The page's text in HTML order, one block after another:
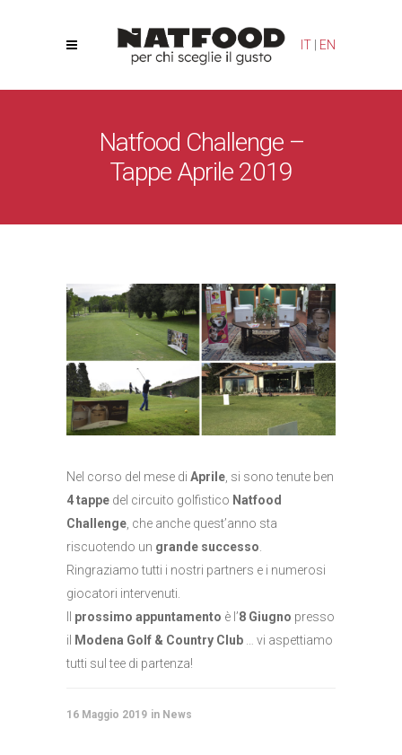
IT EN
Natfood Challenge –
Tappe Aprile 2019
Nel corso del mese di Aprile , si sono tenute ben
4 tappe del circuito golfistico Natfood
Challenge , che anche quest’anno sta
riscuotendo un grande successo
Ringraziamo tutti i nostri partners e i numerosi
giocatori intervenuti.
prossimo appuntamento è l’8 Giugno presso
il
Modena Golf & Country Club
… vi aspettiamo
tutti sul tee di partenza!
16 Maggio 2019 News
Le tue preferenze relative alla privacy